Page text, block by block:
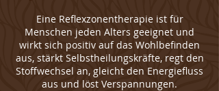
Eine Reflexzonentherapie ist für
Menschen jeden Alters geeignet und
wirkt sich positiv auf das Wohlbefinden
aus, stärkt Selbstheilungskräfte, regt den
Stoffwechsel an, gleicht den Energiefluss
aus und löst Verspannungen.